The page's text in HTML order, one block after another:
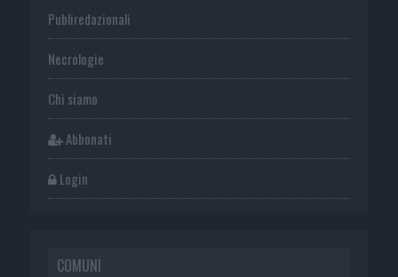
Publiredazionali
Necrologie
Chi siamo
Abbonati
Login
COMUNI